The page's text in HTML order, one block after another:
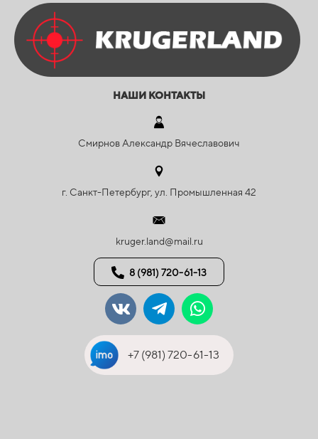
НАШИ КОНТАКТЫ
Смирнов Александр Вячеславович
г. Санкт-Петербург, ул. Промышленная 42
kruger.land@mail.ru
8 (981) 720-61-13
+7 (981) 720-61-13